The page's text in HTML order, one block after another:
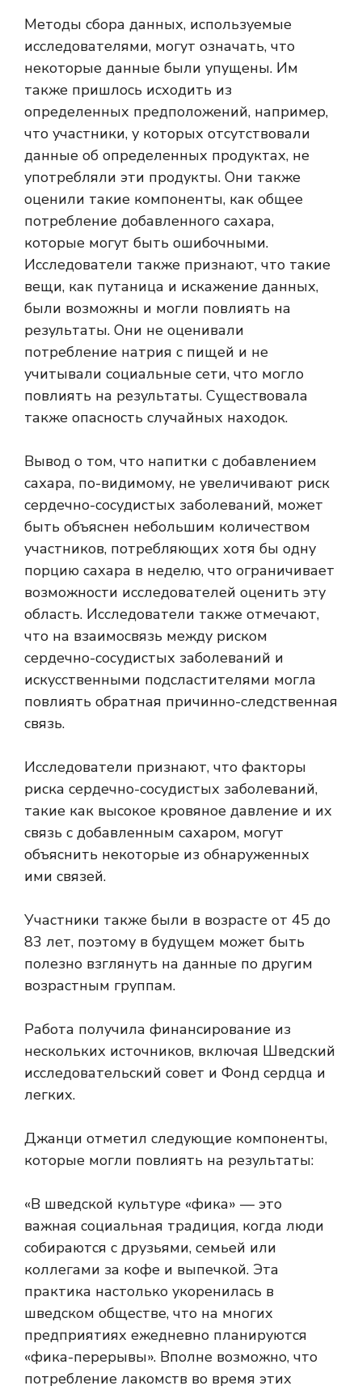
Методы сбора данных, используемые
исследователями, могут означать, что
некоторые данные были упущены. Им
также пришлось исходить из
определенных предположений, например,
что участники, у которых отсутствовали
данные об определенных продуктах, не
употребляли эти продукты. Они также
оценили такие компоненты, как общее
потребление добавленного сахара,
которые могут быть ошибочными.
Исследователи также признают, что такие
вещи, как путаница и искажение данных,
были возможны и могли повлиять на
результаты. Они не оценивали
потребление натрия с пищей и не
учитывали социальные сети, что могло
повлиять на результаты. Существовала
также опасность случайных находок.
Вывод о том, что напитки с добавлением
сахара, по-видимому, не увеличивают риск
сердечно-сосудистых заболеваний, может
быть объяснен небольшим количеством
участников, потребляющих хотя бы одну
порцию сахара в неделю, что ограничивает
возможности исследователей оценить эту
область. Исследователи также отмечают,
что на взаимосвязь между риском
сердечно-сосудистых заболеваний и
искусственными подсластителями могла
повлиять обратная причинно-следственная
связь.
Исследователи признают, что факторы
риска сердечно-сосудистых заболеваний,
такие как высокое кровяное давление и их
связь с добавленным сахаром, могут
объяснить некоторые из обнаруженных
ими связей.
Участники также были в возрасте от 45 до
83 лет, поэтому в будущем может быть
полезно взглянуть на данные по другим
возрастным группам.
Работа получила финансирование из
нескольких источников, включая Шведский
исследовательский совет и Фонд сердца и
легких.
Джанци отметил следующие компоненты,
которые могли повлиять на результаты:
«В шведской культуре «фика» — это
важная социальная традиция, когда люди
собираются с друзьями, семьей или
коллегами за кофе и выпечкой. Эта
практика настолько укоренилась в
шведском обществе, что на многих
предприятиях ежедневно планируются
«фика-перерывы». Вполне возможно, что
потребление лакомств во время этих